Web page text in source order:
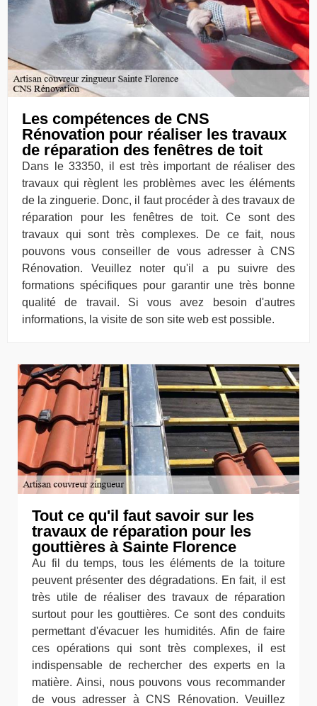
Les compétences de CNS
Rénovation pour réaliser les travaux
de réparation des fenêtres de toit
Dans le 33350, il est très important de réaliser des
travaux qui règlent les problèmes avec les éléments
de la zinguerie. Donc, il faut procéder à des travaux de
réparation pour les fenêtres de toit. Ce sont des
travaux qui sont très complexes. De ce fait, nous
pouvons vous conseiller de vous adresser à CNS
Rénovation. Veuillez noter qu'il a pu suivre des
formations spécifiques pour garantir une très bonne
qualité de travail. Si vous avez besoin d'autres
informations, la visite de son site web est possible.
Tout ce qu'il faut savoir sur les
travaux de réparation pour les
gouttières à Sainte Florence
Au fil du temps, tous les éléments de la toiture
peuvent présenter des dégradations. En fait, il est
très utile de réaliser des travaux de réparation
surtout pour les gouttières. Ce sont des conduits
permettant d'évacuer les humidités. Afin de faire
ces opérations qui sont très complexes, il est
indispensable de rechercher des experts en la
matière. Ainsi, nous pouvons vous recommander
de vous adresser à CNS Rénovation. Veuillez